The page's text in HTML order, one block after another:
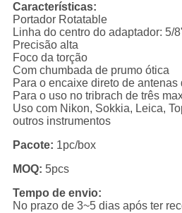
Características:
Portador Rotatable
Linha do centro do adaptador: 5/
Precisão alta
Foco da torção
Com chumbada de prumo ótica
Para o encaixe direto de antenas
Para o uso no tribrach de três
Uso com Nikon, Sokkia, Leica,
outros instrumentos
Pacote: 1pc/box
MOQ: 5pcs
Tempo de envio:
No prazo de 3~5 dias após ter